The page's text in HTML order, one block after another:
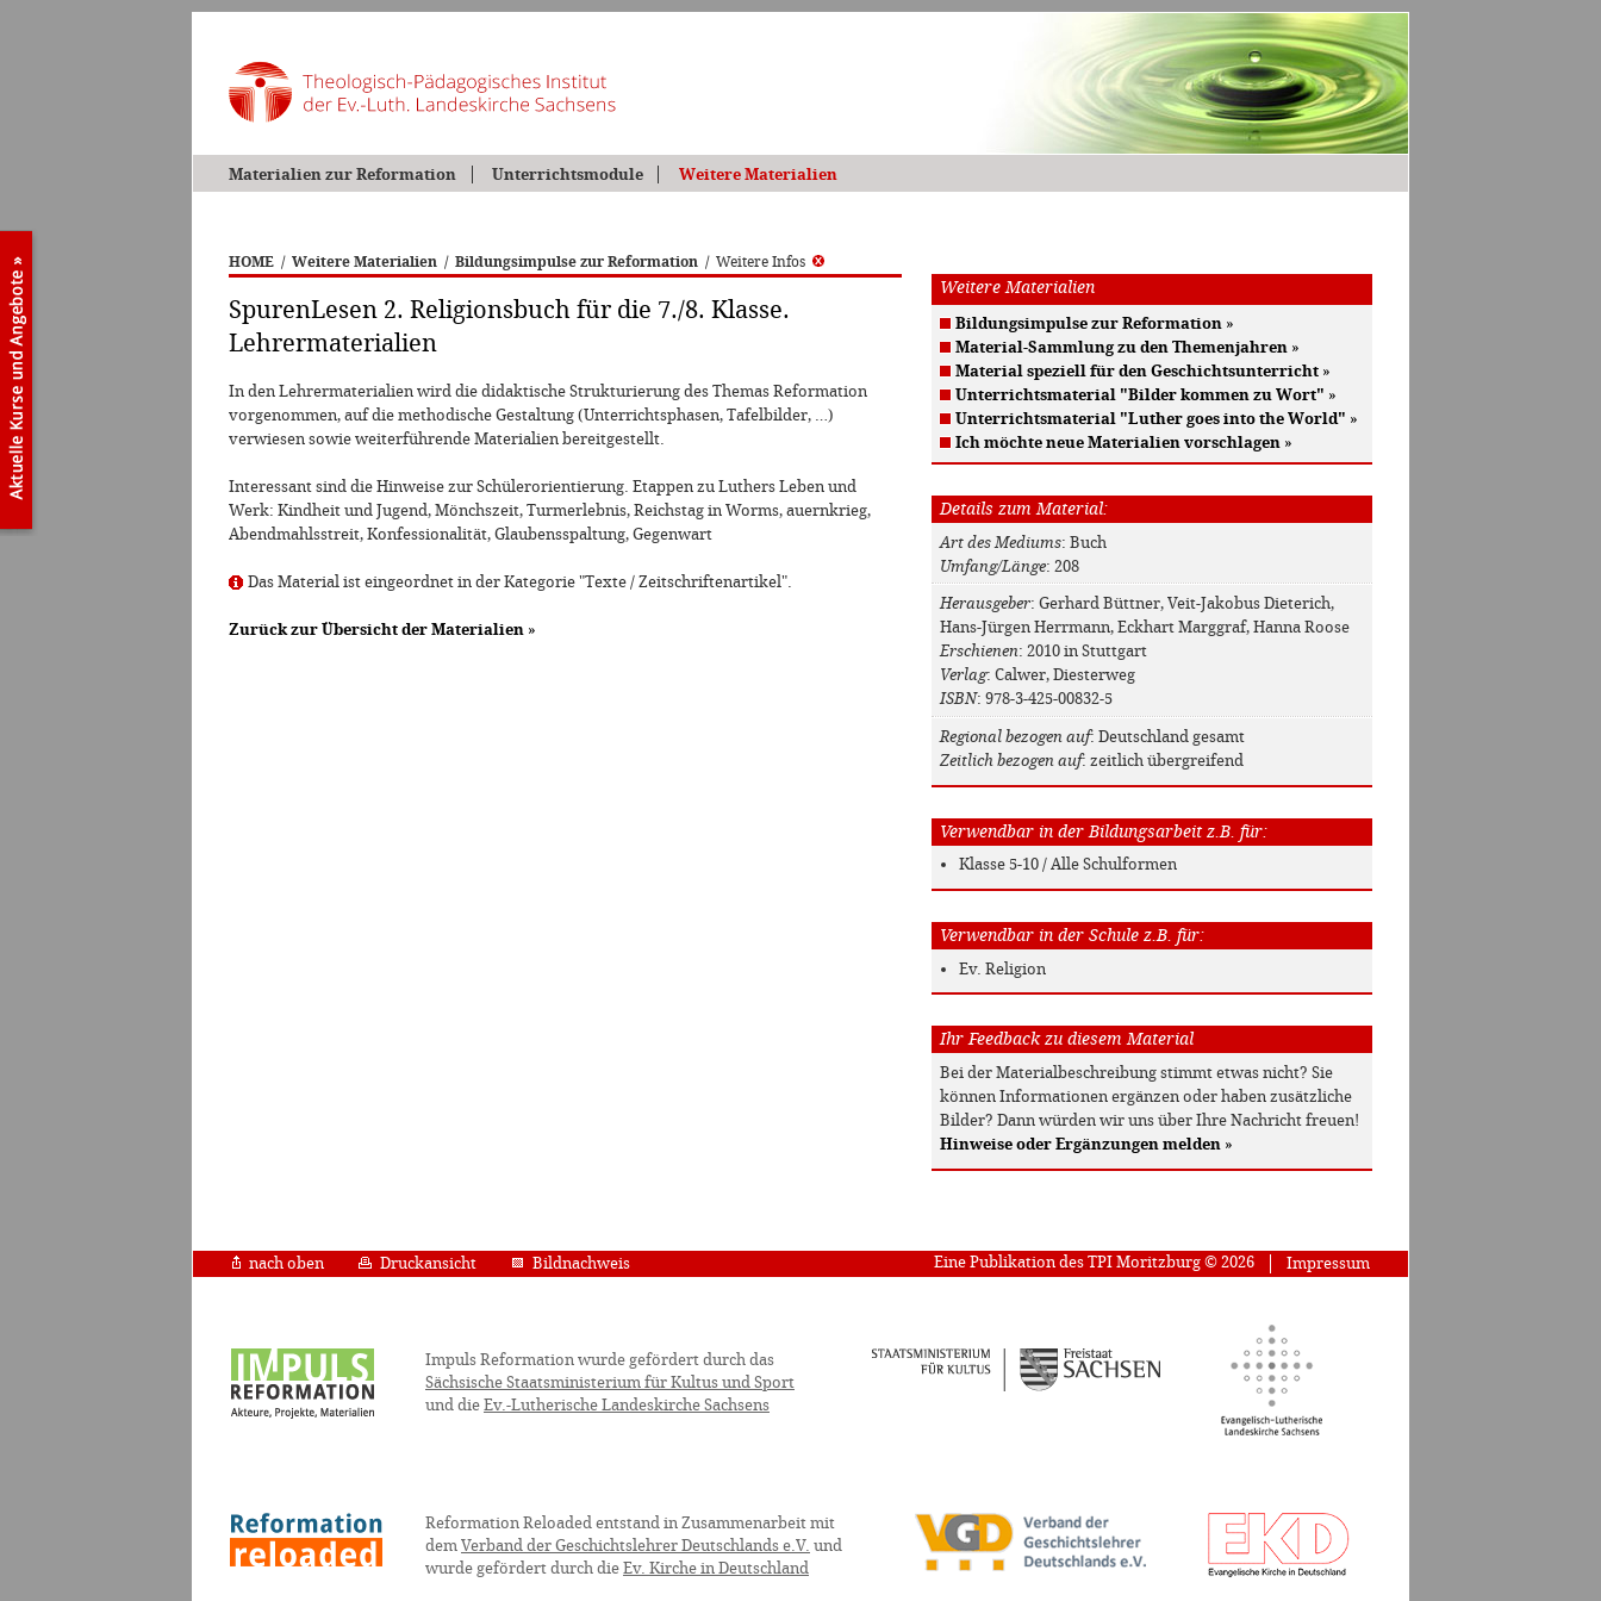
Materialien zur Reformation Unterrichtsmodule Weitere Materialien
HOME / Weitere Materialien / Bildungsimpulse zur Reformation / Weitere Infos
SpurenLesen 2. Religionsbuch für die 7./8. Klasse.
Lehrermaterialien
In den Lehrermaterialien wird die didaktische Strukturierung des Themas Reformation
vorgenommen, auf die methodische Gestaltung (Unterrichtsphasen, Tafelbilder, …)
verwiesen sowie weiterführende Materialien bereitgestellt.
Interessant sind die Hinweise zur Schülerorientierung. Etappen zu Luthers Leben und
Werk: Kindheit und Jugend, Mönchszeit, Turmerlebnis, Reichstag in Worms, auernkrieg,
Abendmahlsstreit, Konfessionalität, Glaubensspaltung, Gegenwart
Das Material ist eingeordnet in der Kategorie "Texte / Zeitschriftenartikel".
Zurück zur Übersicht der Materialien »
Weitere Materialien
Bildungsimpulse zur Reformation »
Material-Sammlung zu den Themenjahren »
Material speziell für den Geschichtsunterricht »
Unterrichtsmaterial "Bilder kommen zu Wort" »
Unterrichtsmaterial "Luther goes into the World" »
Ich möchte neue Materialien vorschlagen »
Details zum Material:
Art des Mediums: Buch
Umfang/Länge: 208
Herausgeber: Gerhard Büttner, Veit-Jakobus Dieterich,
Hans-Jürgen Herrmann, Eckhart Marggraf, Hanna Roose
Erschienen: 2010 in Stuttgart
Verlag: Calwer, Diesterweg
ISBN: 978-3-425-00832-5
Regional bezogen auf: Deutschland gesamt
Zeitlich bezogen auf: zeitlich übergreifend
Verwendbar in der Bildungsarbeit z.B. für:
Klasse 5-10 / Alle Schulformen
Verwendbar in der Schule z.B. für:
Ev. Religion
Ihr Feedback zu diesem Material
Bei der Materialbeschreibung stimmt etwas nicht? Sie
können Informationen ergänzen oder haben zusätzliche
Bilder? Dann würden wir uns über Ihre Nachricht freuen!
Hinweise oder Ergänzungen melden »
Impressum
Eine Publikation des TPI Moritzburg © 2026
nach oben Druckansicht Bildnachweis
Impuls Reformation wurde gefördert durch das
Sächsische Staatsministerium für Kultus und Sport
und die Ev.-Lutherische Landeskirche Sachsens
Reformation Reloaded entstand in Zusammenarbeit mit
dem Verband der Geschichtslehrer Deutschlands e.V. und
wurde gefördert durch die Ev. Kirche in Deutschland